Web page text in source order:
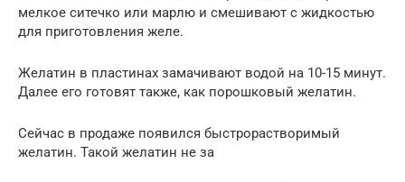
мелкое ситечко или марлю и смешивают с жидкостью
для приготовления желе.
Желатин в пластинах замачивают водой на 10-15 минут.
Далее его готовят также, как порошковый желатин.
Сейчас в продаже появился быстрорастворимый
желатин. Такой желатин не за